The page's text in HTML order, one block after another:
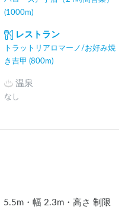
(1000m)
レストラン
トラットリアロマーノ/お好み焼
き吉甲 (800m)
温泉
なし
5.5m ・幅 2.3m ・高さ 制限